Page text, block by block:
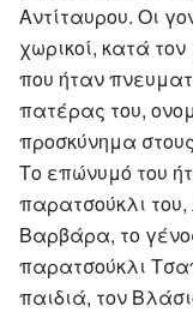
Αντίταυρου. Οι
χωρικοί, κατά
που ήταν
πατέρας του,
προσκύνημα
Το επώνυμό του
παρατσούκλι
Βαρβάρα, το
παρατσούκλι
παιδιά, τον